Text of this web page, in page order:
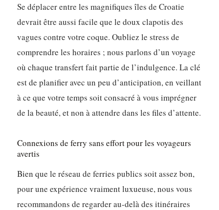
Se déplacer entre les magnifiques îles de Croatie
devrait être aussi facile que le doux clapotis des
vagues contre votre coque. Oubliez le stress de
comprendre les horaires ; nous parlons d’un voyage
où chaque transfert fait partie de l’indulgence.La clé
est de planifier avec un peu d’anticipation, en veillant
à ce que votre temps soit consacré à vous imprégner
de la beauté, et non à attendre dans les files d’attente.
Connexions de ferry sans effort pour les voyageurs
avertis
Bien que le réseau de ferries publics soit assez bon,
pour une expérience vraiment luxueuse, nous vous
recommandons de regarder au-delà des itinéraires